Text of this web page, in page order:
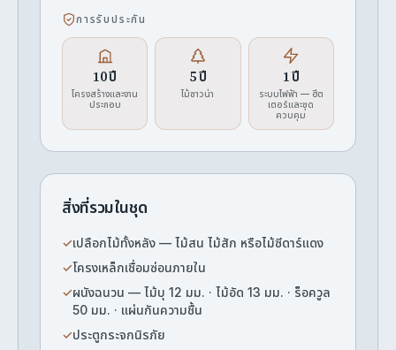
การรับประกัน
10 ปี
โครงสร้างและงาน
ประกอบ
5 ปี
ไม้ซาวน่า
1 ปี
ระบบไฟฟ้า — ฮีต
เตอร์และชุด
ควบคุม
สิ่งที่รวมในชุด
✓เปลือกไม้ทั้งหลัง — ไม้สน ไม้สัก หรือไม้ซีดาร์แดง
✓โครงเหล็กเชื่อมซ่อนภายใน
✓ผนังฉนวน — ไม้บุ 12 มม. · ไม้อัด 13 มม. · ร็อควูล
50 มม. · แผ่นกันความชื้น
✓ประตูกระจกนิรภัย